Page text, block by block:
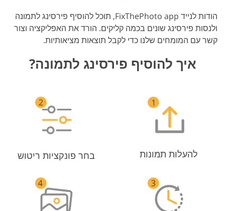
הודות לנייד FixThePhoto app, תוכל להוסיף פירסינג לתמונה
ולנסות פירסינג שונים בכמה קליקים. הורד את האפליקציה וצור
קשר עם המומחים שלנו כדי לקבל תוצאות מציאותיות.
איך להוסיף פירסינג לתמונה?
להעלות תמונות בחר פונקציות ריטוש